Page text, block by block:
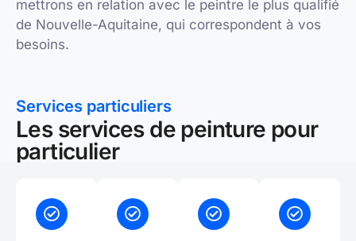
mettrons en relation avec le peintre le plus qualifié
de Nouvelle-Aquitaine, qui correspondent à vos
besoins.
Services particuliers
Les services de peinture pour
particulier